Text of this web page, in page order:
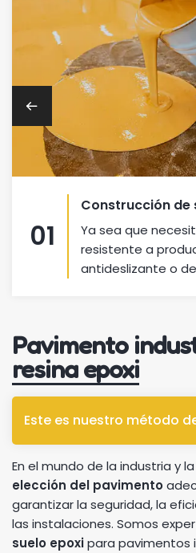
01
Construcción de
Ya sea que
resistente a
antideslizante o
Pavimento
resina epoxi
Este es nuestro método
En el mundo de la industria y
elección del pavimento
garantizar la seguridad, la
las instalaciones. Somos
suelo epoxipara pavimentos